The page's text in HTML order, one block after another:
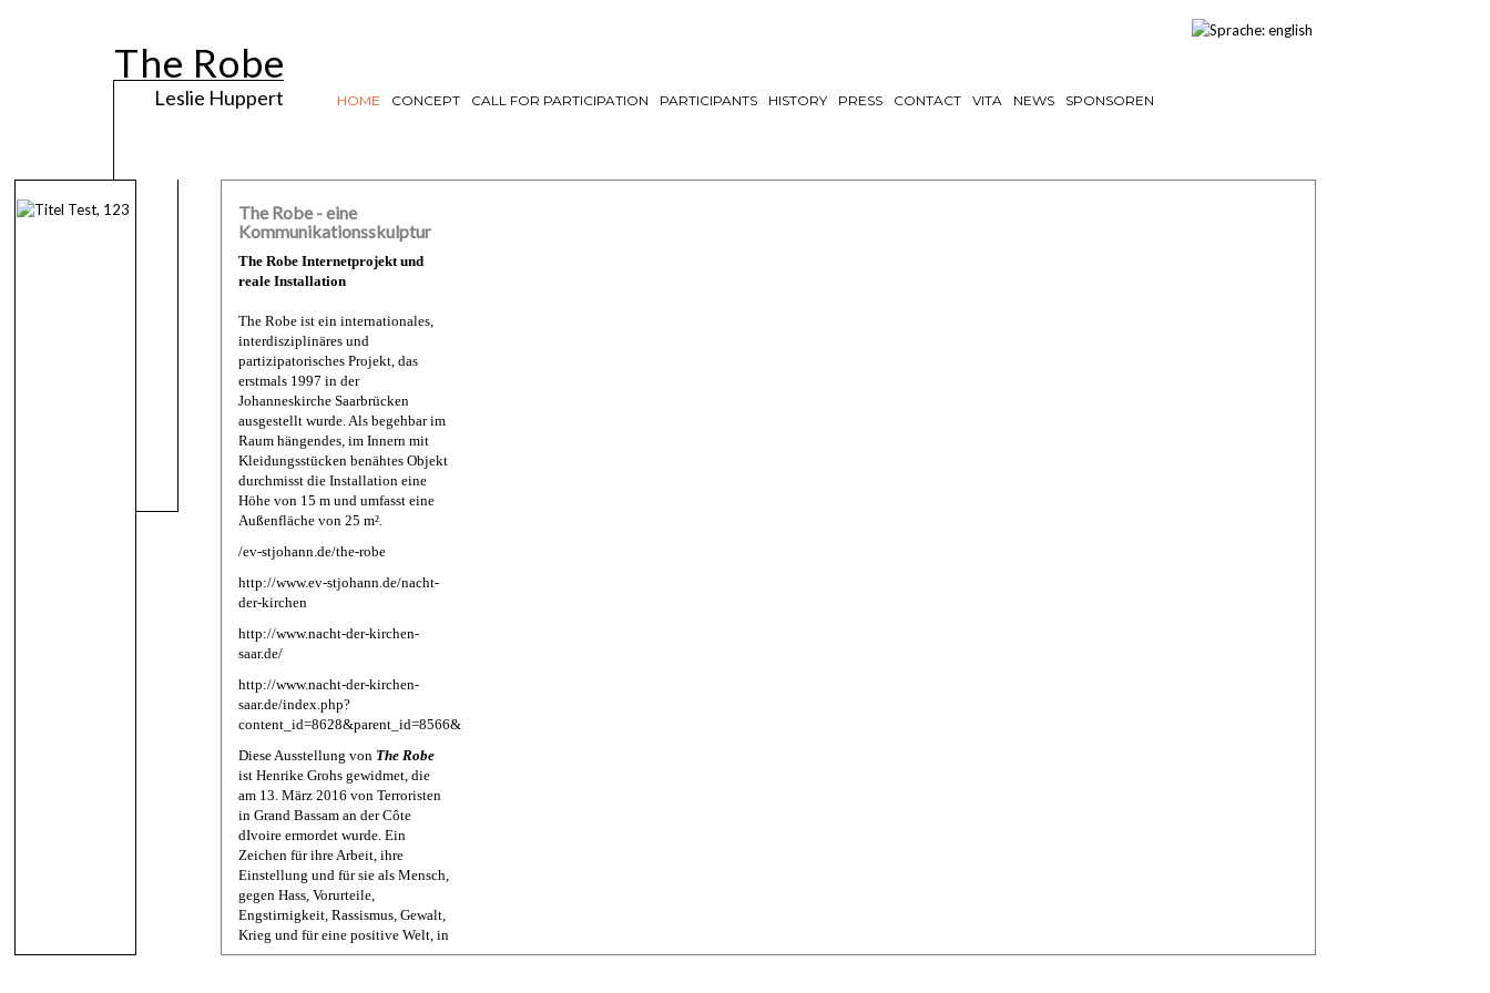
The Robe
Leslie Huppert HOME CONCEPT CALL FOR PARTICIPATION PARTICIPANTS HISTORY PRESS CONTACT VITA NEWS SPONSOREN
The Robe - eine
Kommunikationsskulptur
The Robe Internetprojekt und
reale Installation
The Robe ist ein internationales,
interdisziplinäres und
partizipatorisches Projekt, das
erstmals 1997 in der
Johanneskirche Saarbrücken
ausgestellt wurde. Als begehbar im
Raum hängendes, im Innern mit
Kleidungsstücken benähtes Objekt
durchmisst die Installation eine
Höhe von 15 m und umfasst eine
Außenfläche von 25 m².
/ev-stjohann.de/the-robe
http://www.ev-stjohann.de/nacht-
der-kirchen
http://www.nacht-der-kirchen-
saar.de/
http://www.nacht-der-kirchen-
saar.de/index.php?
content_id=8628&parent_id=8566&language_id=1
Diese Ausstellung von The Robe
ist Henrike Grohs gewidmet, die
am 13. März 2016 von Terroristen
in Grand Bassam an der Côte
dIvoire ermordet wurde. Ein
Zeichen für ihre Arbeit, ihre
Einstellung und für sie als Mensch,
gegen Hass, Vorurteile,
Engstirnigkeit, Rassismus, Gewalt,
Krieg und für eine positive Welt, in
der Menschen sich austauschen